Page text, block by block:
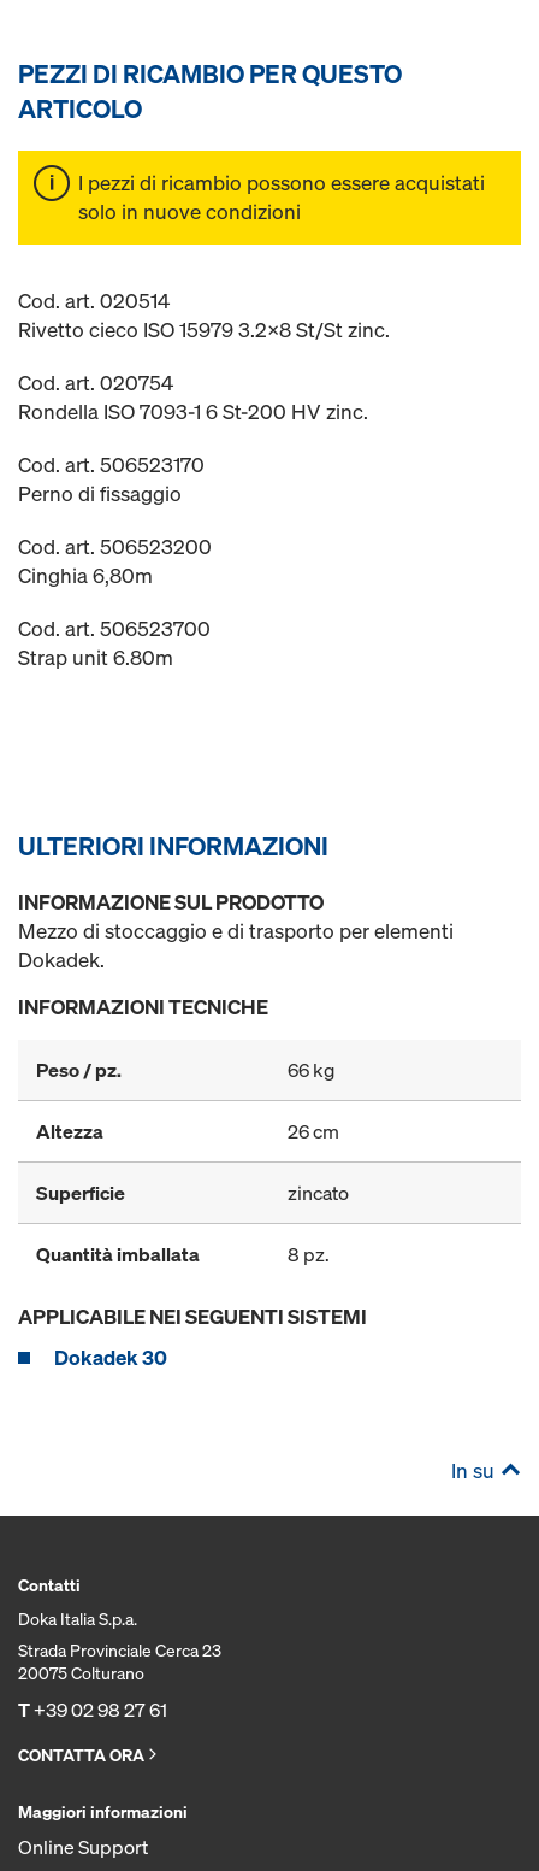
PEZZI DI RICAMBIO PER QUESTO
ARTICOLO
I pezzi di ricambio possono essere acquistati
solo in nuove condizioni
Cod. art. 020514
Rivetto cieco ISO 15979 3.2x8 St/St zinc.
Cod. art. 020754
Rondella ISO 7093-1 6 St-200 HV zinc.
Cod. art. 506523170
Perno di fissaggio
Cod. art. 506523200
Cinghia 6,80m
Cod. art. 506523700
Strap unit 6.80m
ULTERIORI INFORMAZIONI
INFORMAZIONE SUL PRODOTTO
Mezzo di stoccaggio e di trasporto per elementi
Dokadek.
INFORMAZIONI TECNICHE
Peso / pz. 66 kg
Altezza 26 cm
Superficie zincato
Quantità imballata 8 pz.
APPLICABILE NEI SEGUENTI SISTEMI
Dokadek 30
In su
Contatti
Doka Italia S.p.a.
Strada Provinciale Cerca 23
20075 Colturano
T+39 02 98 27 61
CONTATTA ORA
Maggiori informazioni
Online Support